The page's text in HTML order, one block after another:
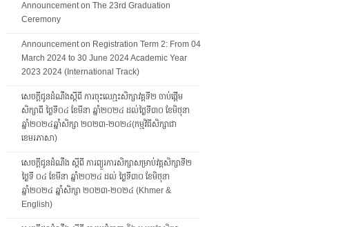
Announcement on The 23rd Graduation
Ceremony
Announcement on Registration Term 2: From 04
March 2024 to 30 June 2024 Academic Year
2023 2024 (International Track)
សេចក្តីជូនដំណឹងស្តីពី ការចុះឈោ្មះសិក្សាវគ្គទី២ ចាប់ផ្តើម
សិក្សាពី ថ្ងៃទី០៤ ខែមីនា ឆ្នាំ២០២៤ ដល់ថ្ងៃទី៣០ ខែមិថុនា
ឆ្នាំ២០២៤ឆ្នាំសិក្សា ២០២៣-២០២៤(កម្មវិធីសិក្សាជា
ខេមរភាសា)
សេចក្ដីជូនដំណឹង ស្ដីពី ការព្យួរការសិក្សាសម្រាប់វគ្គសិក្សាទី២
ថ្ងៃទី ០៤ ខែមីនា ឆ្នាំ២០២៤ ដល់ ថ្ងៃទី៣០ ខែមិថុនា
ឆ្នាំ២០២៤ ឆ្នាំសិក្សា ២០២៣-២០២៤ (Khmer &
English)